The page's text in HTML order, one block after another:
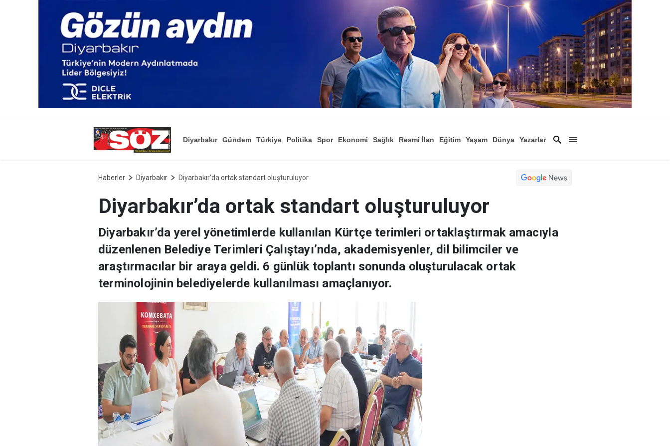
Diyarbakır Gündem Türkiye Politika Spor Ekonomi Sağlık Resmi İlan Eğitim Yaşam
Dünya
Yazarlar
Haberler Diyarbakır Diyarbakır’da ortak standart oluşturuluyor
Diyarbakır’da ortak standart oluşturuluyor
Diyarbakır’da yerel yönetimlerde kullanılan Kürtçe terimleri ortaklaştırmak amacıyla
düzenlenen Belediye Terimleri Çalıştayı’nda, akademisyenler, dil bilimciler ve
araştırmacılar bir araya geldi. 6 günlük toplantı sonunda oluşturulacak ortak
terminolojinin belediyelerde kullanılması amaçlanıyor.